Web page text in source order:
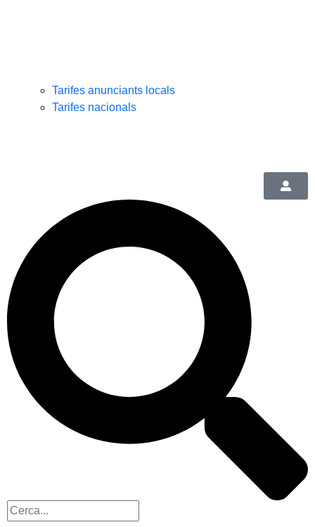
Tarifes anunciants locals
Tarifes nacionals